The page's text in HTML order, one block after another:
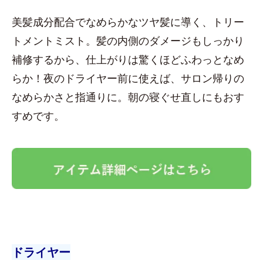
美髪成分配合でなめらかなツヤ髪に導く、トリー
トメントミスト。髪の内側のダメージもしっかり
補修するから、仕上がりは驚くほどふわっとなめ
らか！夜のドライヤー前に使えば、サロン帰りの
なめらかさと指通りに。朝の寝ぐせ直しにもおす
すめです。
ドライヤー